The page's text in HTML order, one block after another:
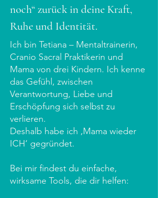
noch“ zurück in deine Kraft,
Ruhe und Identität.
Ich bin Tetiana – Mentaltrainerin,
Cranio Sacral Praktikerin und
Mama von drei Kindern. Ich kenne
das Gefühl, zwischen
Verantwortung, Liebe und
Erschöpfung sich selbst zu
verlieren.
Deshalb habe ich ‚Mama wieder
ICH‘ gegründet.
Bei mir findest du einfache,
wirksame Tools, die dir helfen: